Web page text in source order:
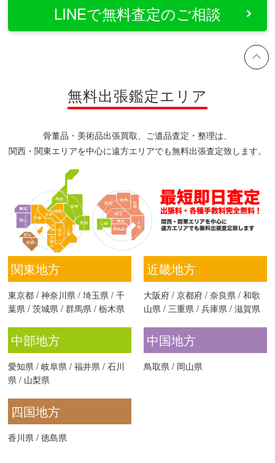
LINEで無料査定のご相談
無料出張鑑定エリア
骨董品・美術品出張買取、ご遺品査定・整理は、
関西・関東エリアを中心に遠方エリアでも無料出張査定致します。
関東地方
東京都 /神奈川県 /埼玉県 /千
葉県 /茨城県 /群馬県 /栃木県
近畿地方
大阪府 / 京都府 / 奈良県 / 和歌
山県 / 三重県 / 兵庫県 / 滋賀県
中部地方
愛知県 /岐阜県 /福井県 /石川
県 / 山梨県
中国地方
鳥取県 / 岡山県
四国地方
香川県 /徳島県